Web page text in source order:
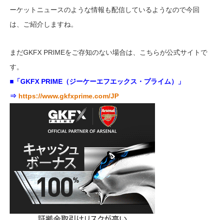
ーケットニュースのような情報も配信しているようなので今回
は、ご紹介しますね。
まだGKFX PRIMEをご存知のない場合は、こちらが公式サイトで
す。
■「GKFX PRIME（ジーケーエフエックス・プライム）」
⇒ https://www.gkfxprime.com/JP